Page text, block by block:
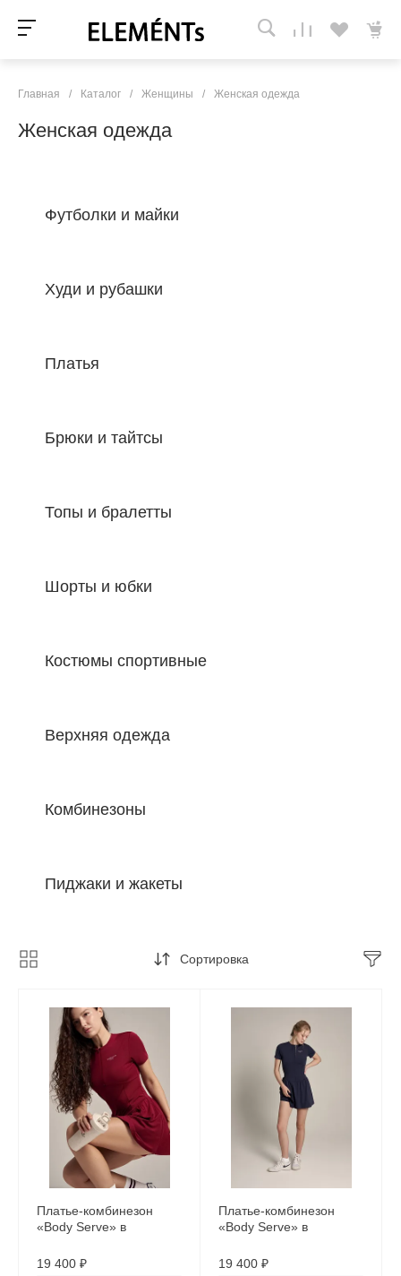
Главная / Каталог / Женщины / Женская одежда
Женская одежда
Футболки и майки
Худи и рубашки
Платья
Брюки и тайтсы
Топы и бралетты
Шорты и юбки
Костюмы спортивные
Верхняя одежда
Комбинезоны
Пиджаки и жакеты
Сортировка
Платье-комбинезон
«Body Serve» в
19 400 ₽
Платье-комбинезон
«Body Serve» в
19 400 ₽